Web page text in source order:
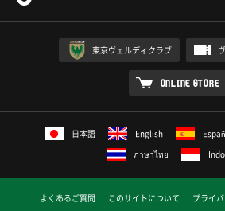
東京ヴェルディクラブ
ONLINE STORE
日本語 English
ภาษาไทย
よくあるご質問 このサイトについて プライ